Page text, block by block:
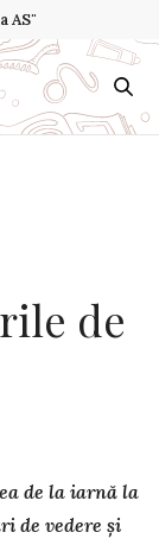
AS"
de
de la iarnă la
de vedere și